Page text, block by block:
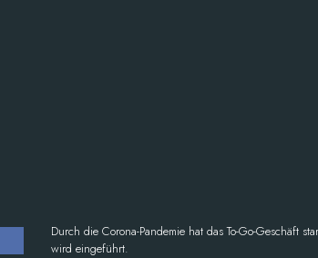
Durch die Corona-Pandemie hat das To-Go-Geschäft
wird eingeführt.